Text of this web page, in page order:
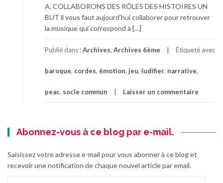
A. COLLABORONS DES RÔLES DES HISTOIRES UN
BUT ll vous faut aujourd’hui collaborer pour retrouver
la musique qui correspond à […]
Publié dans :Archives, Archives 6ème Étiqueté avec
baroque, cordes, émotion, jeu, ludifier, narrative,
peac, socle commun Laisser un commentaire
Abonnez-vous à ce blog par e-mail.
Saisissez votre adresse e-mail pour vous abonner à ce blog et
recevoir une notification de chaque nouvel article par email.